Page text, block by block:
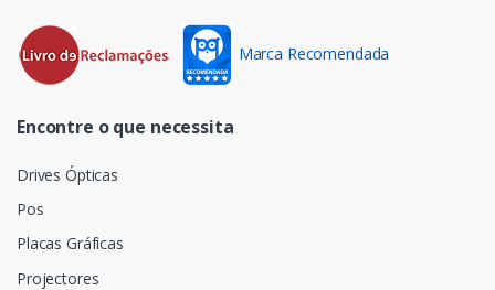
Marca Recomendada
Encontre o que necessita
Drives Ópticas
Pos
Placas Gráficas
Projectores